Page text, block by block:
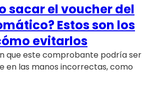
sacar el voucher del
Estos son los
evitarlos
que este comprobante podría ser
en las manos incorrectas, como